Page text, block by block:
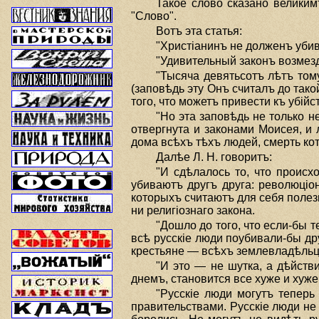
Такое слово сказано
"Слово".
Вотъ эта статья:
"Христiанинъ не долженъ
"Удивительный законъ
"Тысяча девятьсотъ лѣтъ
(заповѣдь эту Онъ считалъ до
того, что можетъ привести къ
"Но эта заповѣдь не только
отвергнута и законами Моисея,
дома всѣхъ тѣхъ людей, смерть
Далѣе Л. Н. говоритъ:
"И сдѣлалось то, что
убиваютъ другъ друга:
которыхъ считаютъ для себя
ни религiознаго закона.
"Дошло до того, что если-бы
всѣ русскiе люди поубивали-бы
крестьяне — всѣхъ
"И это — не шутка, а
днемъ, становится все хуже и
"Русскiе люди могутъ
правительствами. Русскiе люди